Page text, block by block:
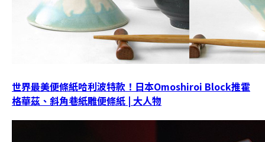
世界最美便條紙哈利波特款！日本Omoshiroi Block推霍
格華茲、斜角巷紙雕便條紙 | 大人物